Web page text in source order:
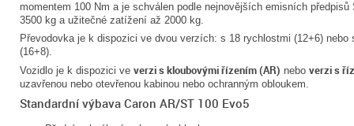
momentem 100 Nm a je schválen podle nejnovějších emisních
3500 kg a užitečné zatížení až 2000 kg.
Převodovka je k dispozici ve dvou verzích: s 18 rychlostmi (12+6)
(16+8).
Vozidlo je k dispozici ve verzi s kloubovými řízením(AR) nebo verzi s
uzavřenou nebo otevřenou kabinou nebo ochranným obloukem.
Standardní výbava Caron AR/ST 100 Evo5